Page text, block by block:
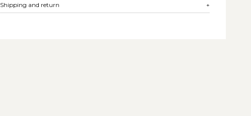
Shipping and return +